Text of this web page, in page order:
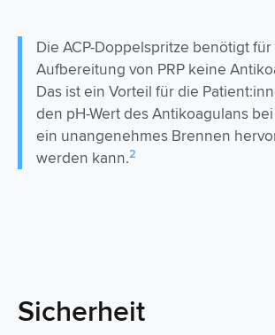
Die ACP-Doppelspritze benötigt für
Aufbereitung von PRP keine
Das ist ein Vorteil für die
den pH-Wert des Antikoagulans
ein unangenehmes Brennen
werden kann.2
Sicherheit